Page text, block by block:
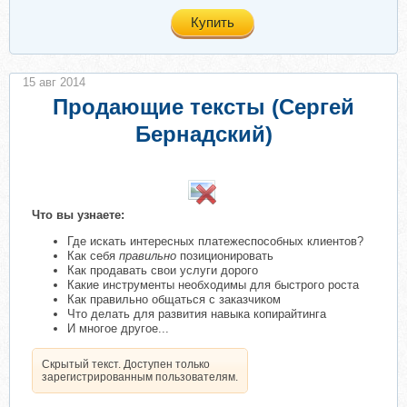
Купить
Продающие тексты (Сергей
Бернадский)
Что вы узнаете:
Где искать интересных платежеспособных клиентов?
Как себя правильно позиционировать
Как продавать свои услуги дорого
Какие инструменты необходимы для быстрого роста
Как правильно общаться с заказчиком
Что делать для развития навыка копирайтинга
И многое другое...
Скрытый текст. Доступен только
зарегистрированным пользователям.
15 авг 2014